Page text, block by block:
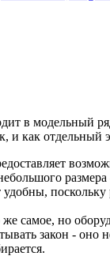
в модельный
и как отдельный
размера
же самое, но
закон - оно